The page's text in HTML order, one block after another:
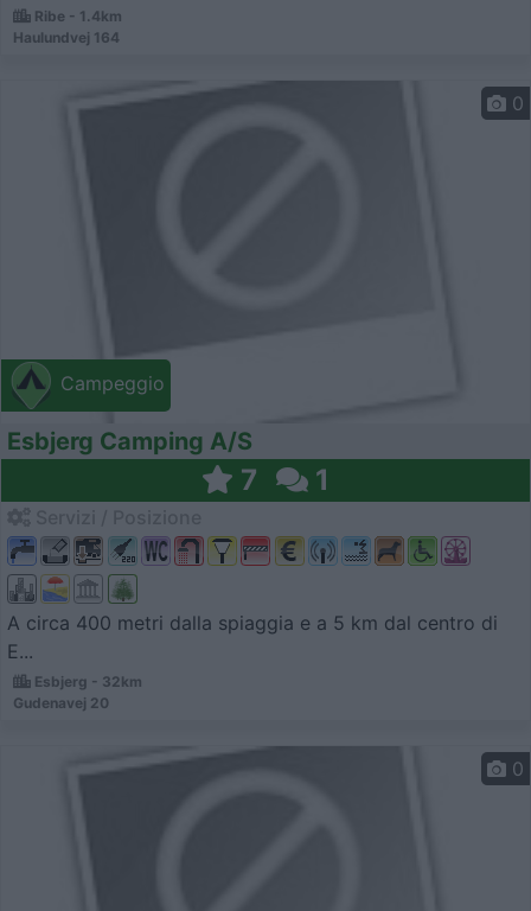
Ribe - 1.4km
Haulundvej 164
Campeggio
0
Esbjerg Camping A/S
7 1
A circa 400 metri dalla spiaggia e a 5 km dal centro di
E...
Esbjerg - 32km
Gudenavej 20
0